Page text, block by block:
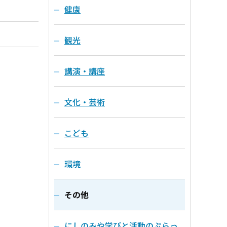
健康
観光
講演・講座
文化・芸術
こども
環境
その他